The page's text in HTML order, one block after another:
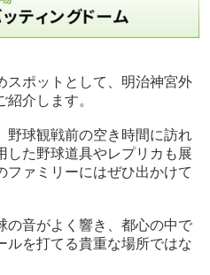
スポットとして、明治神宮外
介します。
野球観戦前の空き時間に訪れ
した野球道具やレプリカも展
ファミリーにはぜひ出かけて
の音がよく響き、都心の中で
ルを打てる貴重な場所ではな